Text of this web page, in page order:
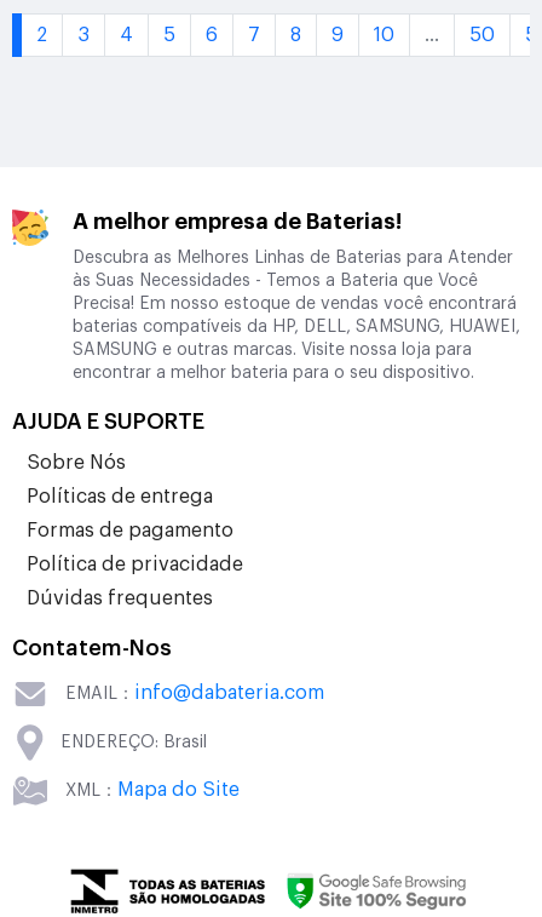
2 3 4 5 6 7 8 9 10 ... 50
A melhor empresa de Baterias!
Descubra as Melhores Linhas de Baterias para Atender
às Suas Necessidades - Temos a Bateria que Você
Precisa! Em nosso estoque de vendas você encontrará
baterias compatíveis da HP, DELL, SAMSUNG, HUAWEI,
SAMSUNG e outras marcas. Visite nossa loja para
encontrar a melhor bateria para o seu dispositivo.
AJUDA E SUPORTE
Sobre Nós
Políticas de entrega
Formas de pagamento
Política de privacidade
Dúvidas frequentes
Contatem-Nos
EMAIL： info@dabateria.com
ENDEREÇO: Brasil
XML： Mapa do Site